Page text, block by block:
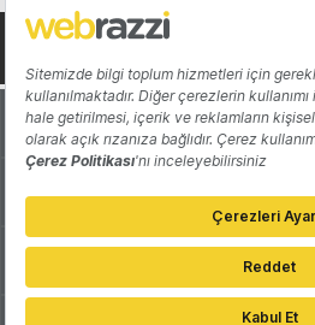
Hakkında
Katkıda Bulun